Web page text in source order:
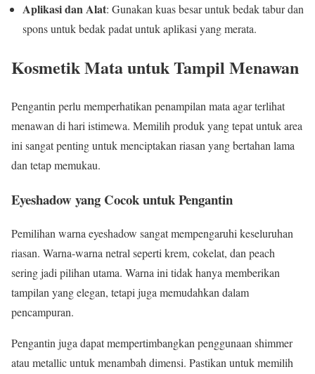
Aplikasi dan Alat: Gunakan kuas besar untuk bedak tabur dan
spons untuk bedak padat untuk aplikasi yang merata.
Kosmetik Mata untuk Tampil Menawan
Pengantin perlu memperhatikan penampilan mata agar terlihat
menawan di hari istimewa. Memilih produk yang tepat untuk area
ini sangat penting untuk menciptakan riasan yang bertahan lama
dan tetap memukau.
Eyeshadow yang Cocok untuk Pengantin
Pemilihan warna eyeshadow sangat mempengaruhi keseluruhan
riasan. Warna-warna netral seperti krem, cokelat, dan peach
sering jadi pilihan utama. Warna ini tidak hanya memberikan
tampilan yang elegan, tetapi juga memudahkan dalam
pencampuran.
Pengantin juga dapat mempertimbangkan penggunaan shimmer
atau metallic untuk menambah dimensi. Pastikan untuk memilih